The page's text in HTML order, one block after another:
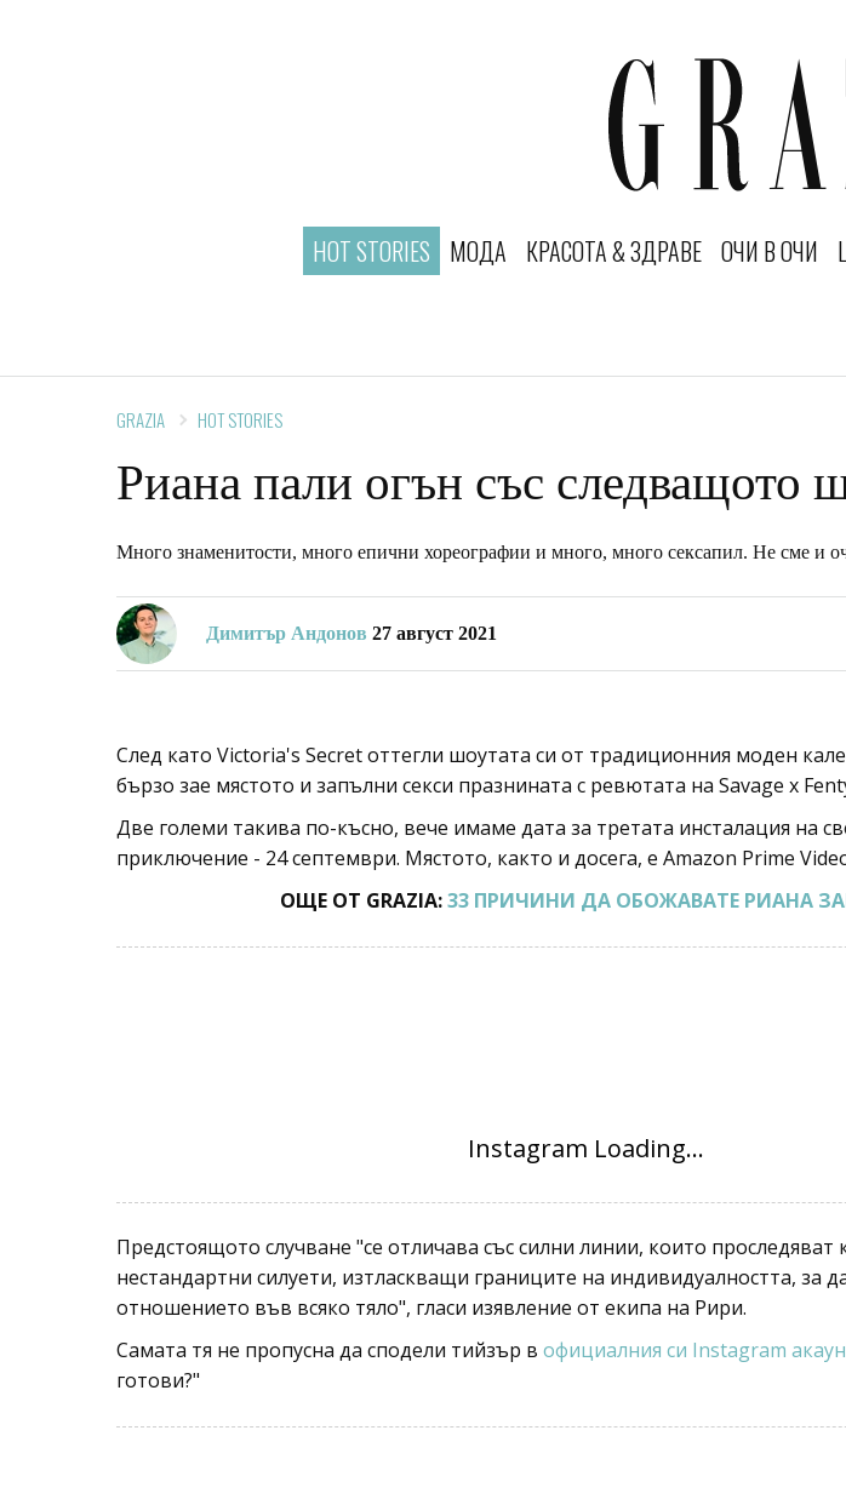
HOT STORIES МОДА КРАСОТА & ЗДРАВЕ ОЧИ В ОЧИ
GRAZIA HOT STORIES
Риана пали огън със следващото
Много знаменитости, много епични хореографии и много, много сексапил. Не сме и
Димитър Андонов 27 август 2021
След като Victoria's Secret оттегли шоутата си от традиционния моден
бързо зае мястото и запълни секси празнината с ревютата на Savage x
Две големи такива по-късно, вече имаме дата за третата инсталация на
приключение - 24 септември. Мястото, както и досега, е Amazon Prime
ОЩЕ ОТ GRAZIA:33 ПРИЧИНИ ДА ОБОЖАВАТЕ РИАНА
Предстоящото случване "се отличава със силни линии, които проследяват
нестандартни силуети, изтласкващи границите на индивидуалността, за
отношението във всяко тяло", гласи изявление от екипа на Рири.
Самата тя не пропусна да сподели тийзър в официалния си Instagram
готови?"